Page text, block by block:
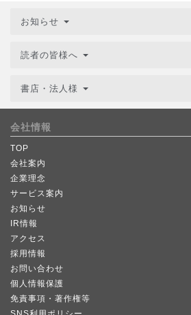
お知らせ
読者の皆様へ
書店・法人様
会社情報
TOP
会社案内
企業理念
サービス案内
お知らせ
IR情報
アクセス
採用情報
お問い合わせ
個人情報保護
免責事項・著作権等